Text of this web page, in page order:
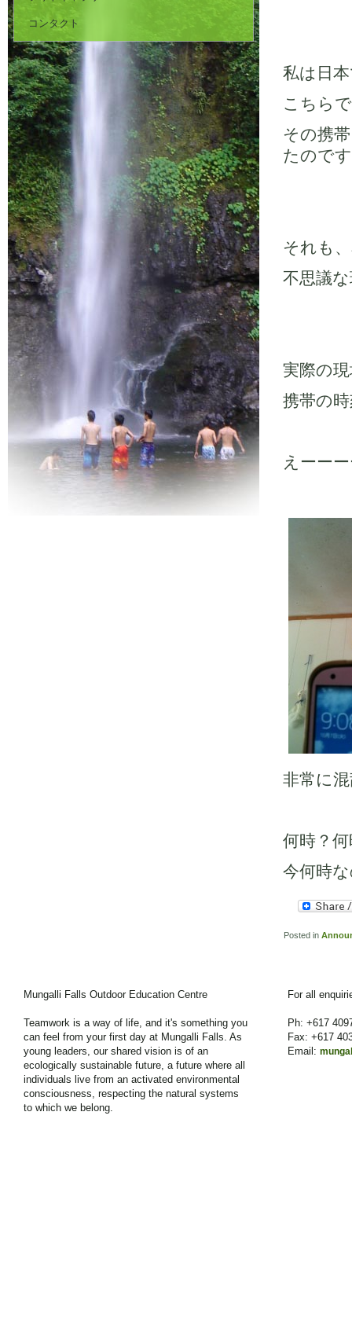
コンタクト
私は日
こちら
その携
たので
それも
不思議
実際の
携帯の
えーー
非常に
何時？
今何時
Posted in
Mungalli Falls Outdoor Education Centre
Teamwork is a way of life, and it's something you
can feel from your first day at Mungalli Falls. As
young leaders, our shared vision is of an
ecologically sustainable future, a future where all
individuals live from an activated environmental
consciousness, respecting the natural systems
to which we belong.
For all
Ph: +617
Fax: +617
Email: